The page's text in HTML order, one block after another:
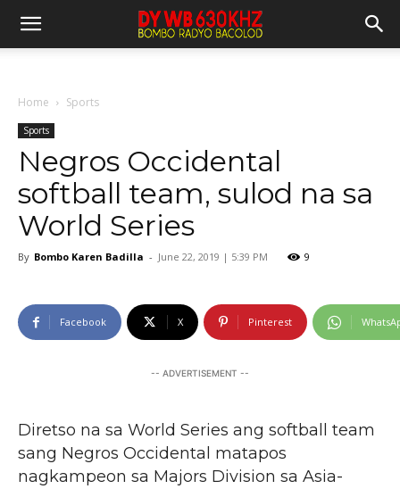
Home Sports
Sports
Negros Occidental
softball team, sulod na sa
World Series
By Bombo Karen Badilla - June 22, 2019 | 5:39 PM 9
Facebook X Pinterest
-- ADVERTISEMENT --
Diretso na sa World Series ang softball team
sang Negros Occidental matapos
nagkampeon sa Majors Division sa Asia-